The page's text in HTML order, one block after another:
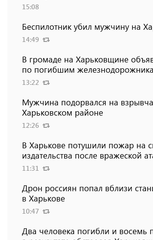
15:08
Беспилотник убил мужчину на
14:49
В громаде на Харьковщине
по погибшим
13:22
Мужчина подорвался на
Харьковском районе
12:26
В Харькове потушили пожар на
издательства после вражеской
11:31
Дрон россиян попал вблизи
в Харькове
10:47
Два человека погибли и восемь